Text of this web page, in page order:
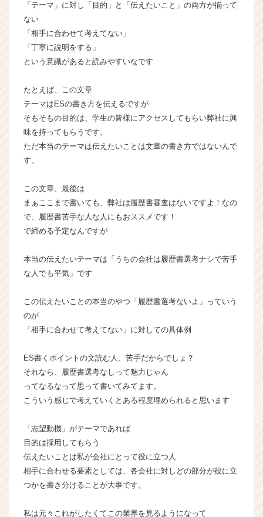
成
企
か
ウ
ト
が
届
イ
ト
チ
キ
（C
e
r
C
r
e
r）
「テーマ」に対し「目的」と「伝えたいこと」の両方が揃って
ない
「相手に合わせて考えてない」
「丁寧に説明をする」
という意識があると読みやすいなです
たとえば、この文章
テーマはESの書き方を伝えるですが
そもそもの目的は、学生の皆様にアクセスしてもらい弊社に興
味を持ってもらうです。
ただ本当のテーマは伝えたいことは文章の書き方ではないんで
す。
この文章、最後は
まぁここまで書いても、弊社は履歴書審査はないですよ！なの
で、履歴書苦手な人な人にもおススメです！
で締める予定なんですが
本当の伝えたいテーマは「うちの会社は履歴書選考ナシで苦手
な人でも平気」です
この伝えたいことの本当のやつ「履歴書選考ないよ」っていう
のが
「相手に合わせて考えてない」に対しての具体例
ES書くポイントの文読む人、苦手だからでしょ？
それなら、履歴書選考なしって魅力じゃん
ってなるなって思って書いてみてます。
こういう感じで考えていくとある程度埋められると思います
「志望動機」がテーマであれば
目的は採用してもらう
伝えたいことは私が会社にとって役に立つ人
相手に合わせる要素としては、各会社に対しどの部分が役に立
つかを書き分けることが大事です。
私は元々これがしたくてこの業界を見るようになって